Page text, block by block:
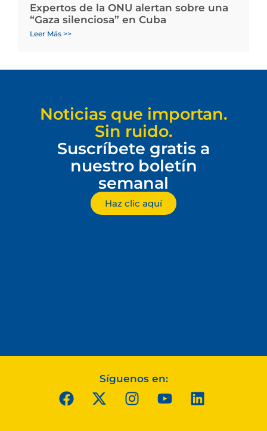
Expertos de la ONU alertan sobre una
“Gaza silenciosa” en Cuba
Leer Más >>
Noticias que importan.
Sin ruido.
Suscríbete gratis a
nuestro boletín
semanal
Haz clic aquí
Síguenos en: